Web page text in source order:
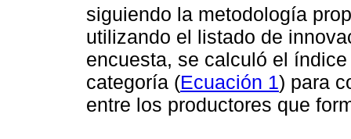
siguiendo la metodología
utilizando el listado de
encuesta, se calculó el
categoría (Ecuación 1) para
entre los productores que